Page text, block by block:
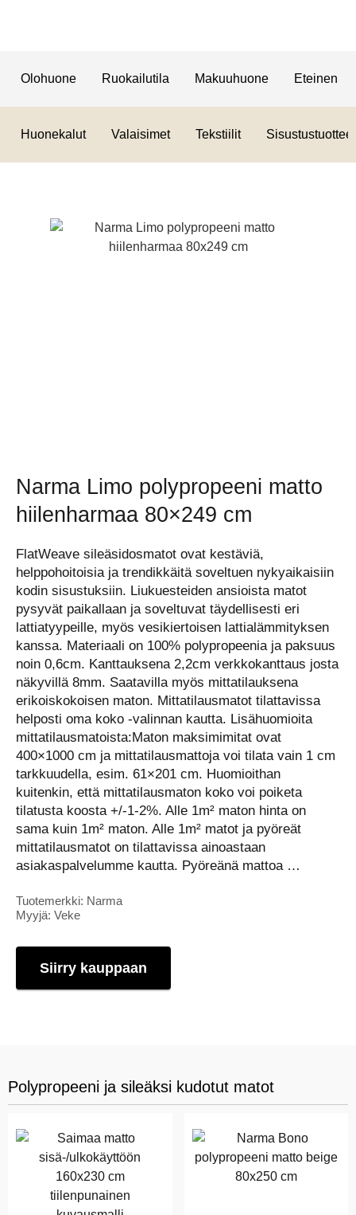
Olohuone Ruokailutila Makuuhuone Eteinen
Huonekalut Valaisimet Tekstiilit Sisustustuotteet
Narma Limo polypropeeni matto
hiilenharmaa 80×249 cm
FlatWeave sileäsidosmatot ovat kestäviä,
helppohoitoisia ja trendikkäitä soveltuen nykyaikaisiin
kodin sisustuksiin. Liukuesteiden ansioista matot
pysyvät paikallaan ja soveltuvat täydellisesti eri
lattiatyypeille, myös vesikiertoisen lattialämmityksen
kanssa. Materiaali on 100% polypropeenia ja paksuus
noin 0,6cm. Kanttauksena 2,2cm verkkokanttaus josta
näkyvillä 8mm. Saatavilla myös mittatilauksena
erikoiskokoisen maton. Mittatilausmatot tilattavissa
helposti oma koko -valinnan kautta. Lisähuomioita
mittatilausmatoista:Maton maksimimitat ovat
400×1000 cm ja mittatilausmattoja voi tilata vain 1 cm
tarkkuudella, esim. 61×201 cm. Huomioithan
kuitenkin, että mittatilausmaton koko voi poiketa
tilatusta koosta +/-1-2%. Alle 1m² maton hinta on
sama kuin 1m² maton. Alle 1m² matot ja pyöreät
mittatilausmatot on tilattavissa ainoastaan
asiakaspalvelumme kautta. Pyöreänä mattoa …
Tuotemerkki: Narma
Myyjä: Veke
Siirry kauppaan
Polypropeeni ja sileäksi kudotut matot